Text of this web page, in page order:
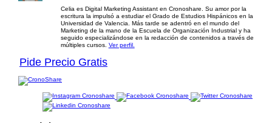
Celia es Digital Marketing Assistant en Cronoshare. Su amor por la
escritura la impulsó a estudiar el Grado de Estudios Hispánicos en la
Universidad de Valencia. Más tarde se adentró en el mundo del
Marketing de la mano de la Escuela de Organización Industrial y ha
seguido especializándose en la redacción de contenidos a través de
múltiples cursos. Ver perfil.
Pide Precio Gratis